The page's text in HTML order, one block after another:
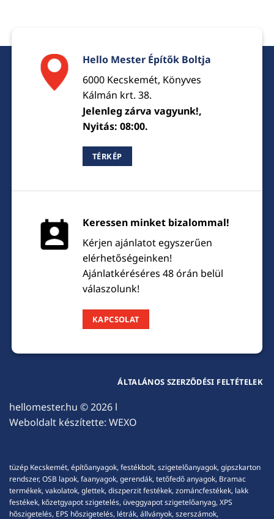
Hello Mester Építők Boltja
6000 Kecskemét, Könyves
Kálmán krt. 38.
Jelenleg zárva vagyunk!,
Nyitás: 08:00.
TÉRKÉP
Keressen minket bizalommal!
Kérjen ajánlatot egyszerűen
elérhetőségeinken!
Ajánlatkéréséres 48 órán belül
válaszolunk!
KAPCSOLAT
hellomester.hu © 2026 l
Weboldalt készítette: WEXO
ÁLTALÁNOS SZERZŐDÉSI FELTÉTELEK
tüzép Kecskemét, építőanyagok, festékbolt, szigetelőanyagok, gipszkarton
rendszer, OSB lapok, faanyagok, gerendák, tetőfedő anyagok, Bramac
termékek, vakolatok, glettek, diszperzit festékek, zománcfestékek, lakk
festékek, kőzetgyapot szigetelés, üveggyapot szigetelőanyag, XPS
hőszigetelés, EPS hőszigetelés, létrák, állványok, szerszámok,